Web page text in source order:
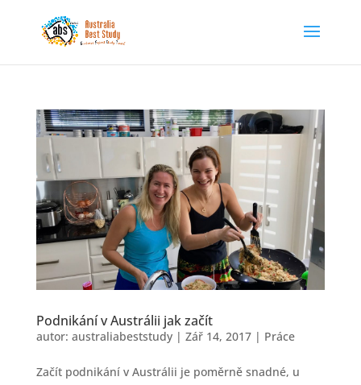
Podnikání v Austrálii jak začít
autor: australiabeststudy| Zář 14, 2017| Práce
Začít podnikání v Austrálii je poměrně snadné, u